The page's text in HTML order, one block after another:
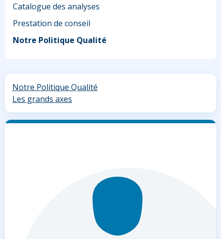
Catalogue des analyses
Prestation de conseil
Notre Politique Qualité
Notre Politique Qualité
Les grands axes